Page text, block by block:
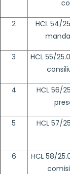
2
HCL 54/
3
HCL 55/
4
HCL 56/
5
HCL 57/
6
HCL 58/